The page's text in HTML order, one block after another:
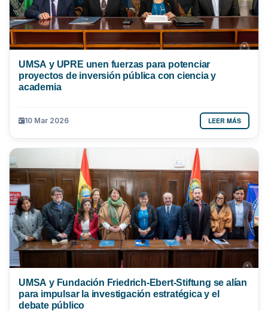
UMSA y UPRE unen fuerzas para potenciar
proyectos de inversión pública con ciencia y
academia
10 Mar 2026 LEER MÁS
UMSA y Fundación Friedrich-Ebert-Stiftung se alían
para impulsar la investigación estratégica y el
debate público